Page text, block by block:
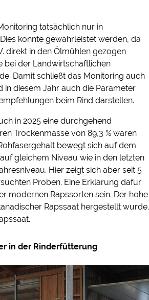
tatsächlich nur in
konnte gewährleistet werden, da
direkt in den Ölmühlen gezogen
bei der Landwirtschaftlichen
Damit schließt das Monitoring auch
in diesem Jahr auch die Parameter
beim Rind darstellen.
in 2025 eine durchgehend
Trockenmasse von 89,3 % waren
bewegt sich auf dem
gleichem Niveau wie in den letzten
Hier zeigt sich aber seit 5
Proben. Eine Erklärung dafür
modernen Rapssorten sein. Der hohe
Rapssaat hergestellt wurde.
in der Rinderfütterung